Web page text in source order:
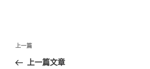
文
上
一
上一篇
上一篇文章